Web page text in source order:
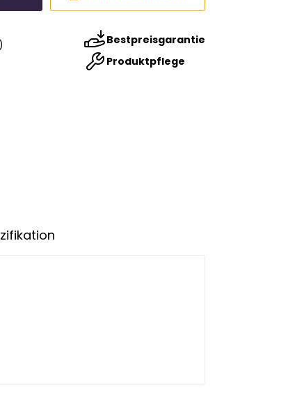
Bestpreisgarantie
Produktpflege